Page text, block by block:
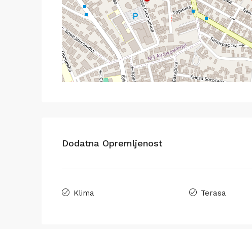
Dodatna Opremljenost
Klima Terasa